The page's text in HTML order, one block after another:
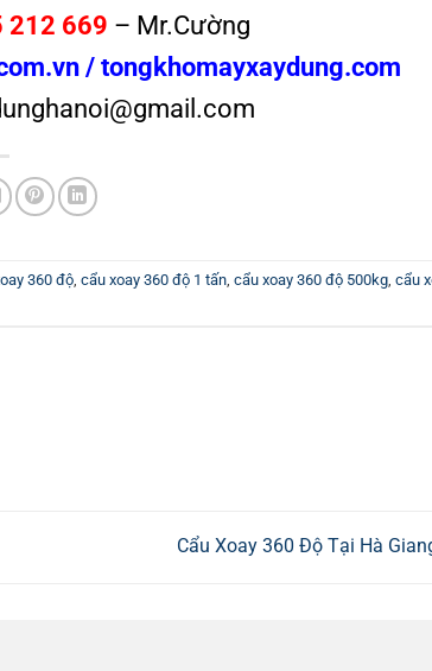
212 669 – Mr.Cường
/tongkhomayxaydung.com
360 độ, cẩu xoay 360 độ 1 tấn, cẩu xoay 360 độ 500kg, cẩu
Cẩu Xoay 360 Độ Tại Hà